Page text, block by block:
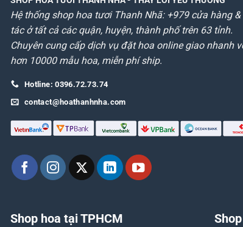
Hệ thống shop hoa tươi Thanh Nhã: +979 cửa hàng
tác ở tất cả các quận, huyện, thành phố trên 63 tỉnh.
Chuyên cung cấp dịch vụ đặt hoa online giao nhanh
hơn 10000 mẫu hoa, miễn phí ship.
Hotline: 0396.72.73.74
contact@hoathanhnha.com
Shop hoa tại TPHCM